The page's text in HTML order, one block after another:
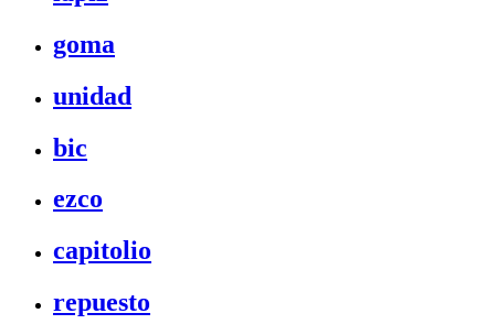
goma
unidad
bic
ezco
capitolio
repuesto